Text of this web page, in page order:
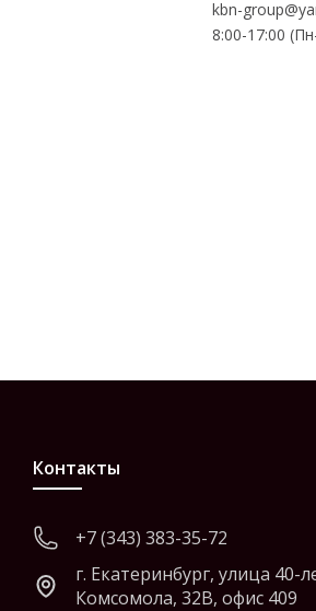
kbn-
8:00-17:00
Контакты
+7 (343) 383-35-72
г. Екатеринбург, улица 40-
Комсомола, 32В, офис 409